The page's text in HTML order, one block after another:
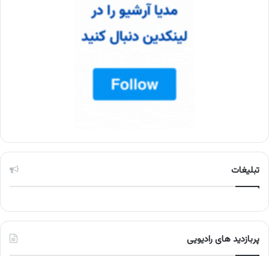
تبلیغات
پربازدید های رادیویی